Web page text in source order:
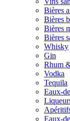
Bières
Bières
Bières
Bières
Whisky
Gin
Rhum
Vodka
Tequila
Eaux-
Eaux-